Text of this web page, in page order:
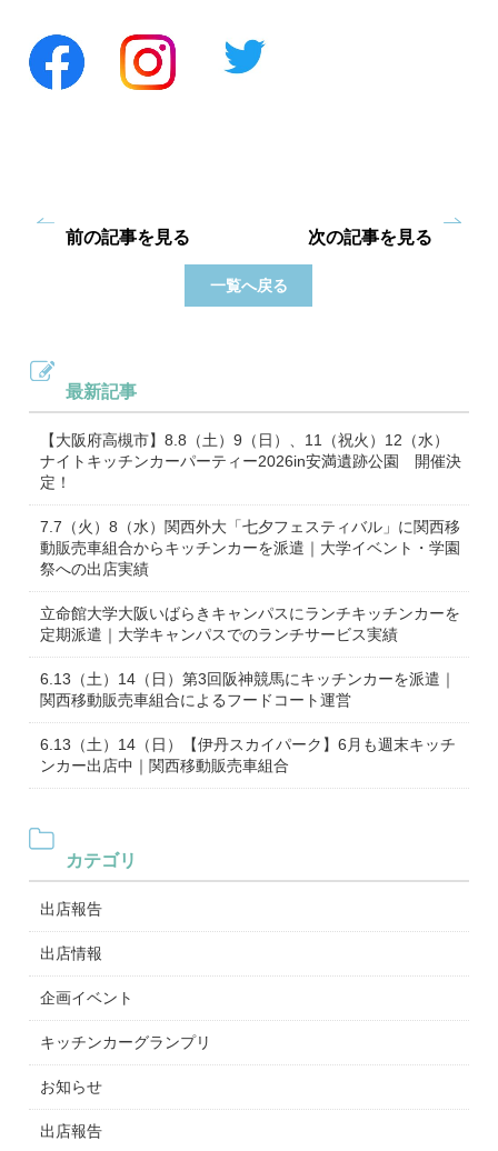
前の記事を見る
一覧へ戻る
次の記事を見る
最新記事
【大阪府高槻市】8.8（土）9（日）、11（祝火）12（水）
ナイトキッチンカーパーティー2026in安満遺跡公園 開催決
定！
7.7（火）8（水）関西外大「七夕フェスティバル」に関西移
動販売車組合からキッチンカーを派遣｜大学イベント・学園
祭への出店実績
立命館大学大阪いばらきキャンパスにランチキッチンカーを
定期派遣｜大学キャンパスでのランチサービス実績
6.13（土）14（日）第3回阪神競馬にキッチンカーを派遣｜
関西移動販売車組合によるフードコート運営
6.13（土）14（日）【伊丹スカイパーク】6月も週末キッチ
ンカー出店中｜関西移動販売車組合
カテゴリ
出店報告
出店情報
企画イベント
キッチンカーグランプリ
お知らせ
出店報告